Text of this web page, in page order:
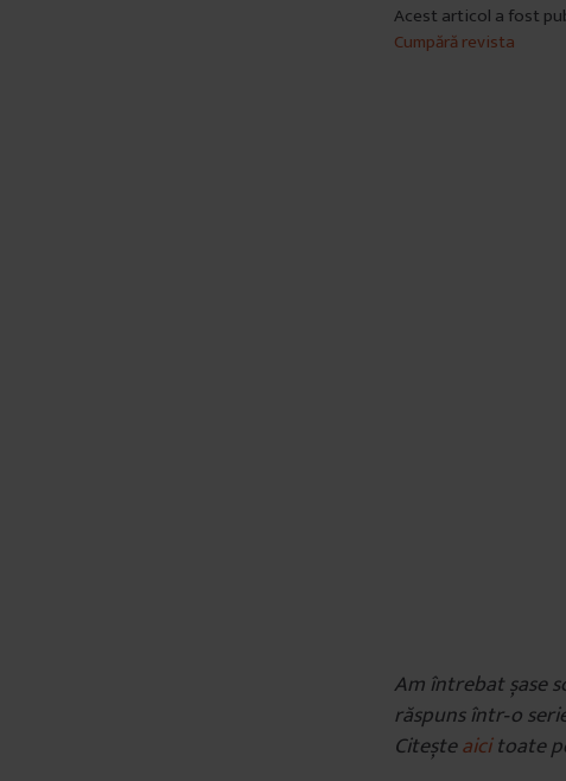
Acest articol a fost
Cumpără revista
Am întrebat șase
răspuns într‐o
Citeșteaicitoate